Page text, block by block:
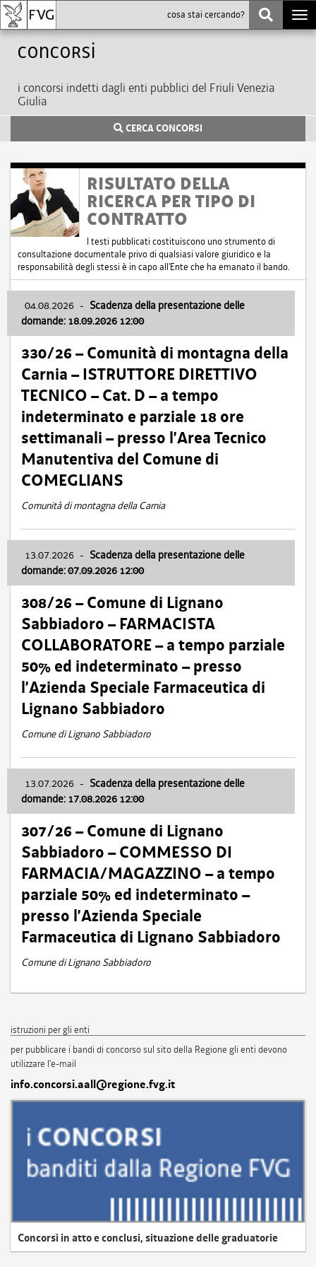
Concorsi
i concorsi indetti dagli enti pubblici del Friuli Venezia
Giulia
CERCA CONCORSI
RISULTATO DELLA
RICERCA PER TIPO DI
CONTRATTO
I testi pubblicati costituiscono uno strumento di
consultazione documentale privo di qualsiasi valore giuridico e la
responsabilità degli stessi è in capo all'Ente che ha emanato il bando.
04.08.2026 - Scadenza della presentazione delle
domande: 18.09.2026 12:00
330/26 – Comunità di montagna della
Carnia – ISTRUTTORE DIRETTIVO
TECNICO – Cat. D – a tempo
indeterminato e parziale 18 ore
settimanali – presso l’Area Tecnico
Manutentiva del Comune di
COMEGLIANS
Comunità di montagna della Carnia
13.07.2026 - Scadenza della presentazione delle
domande: 07.09.2026 12:00
308/26 – Comune di Lignano
Sabbiadoro – FARMACISTA
COLLABORATORE – a tempo parziale
50% ed indeterminato – presso
l’Azienda Speciale Farmaceutica di
Lignano Sabbiadoro
Comune di Lignano Sabbiadoro
13.07.2026 - Scadenza della presentazione delle
domande: 17.08.2026 12:00
307/26 – Comune di Lignano
Sabbiadoro – COMMESSO DI
FARMACIA/MAGAZZINO – a tempo
parziale 50% ed indeterminato –
presso l’Azienda Speciale
Farmaceutica di Lignano Sabbiadoro
Comune di Lignano Sabbiadoro
istruzioni per gli enti
per pubblicare i bandi di concorso sul sito della Regione gli enti devono
utilizzare l'e-mail
info.concorsi.aall@regione.fvg.it
Concorsi in atto e conclusi, situazione delle graduatorie